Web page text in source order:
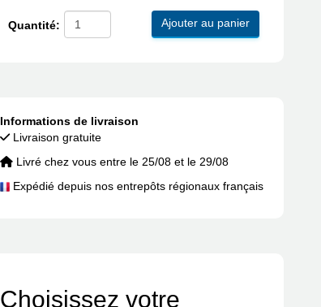
Quantité: Ajouter au panier
Choisissez votre
Informations de livraison
Livraison gratuite
Livré chez vous entre le 25/08 et le 29/08
Expédié depuis nos entrepôts régionaux français